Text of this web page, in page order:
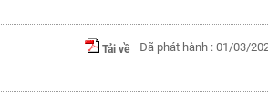
Tải về Đã phát hành : 01/03/